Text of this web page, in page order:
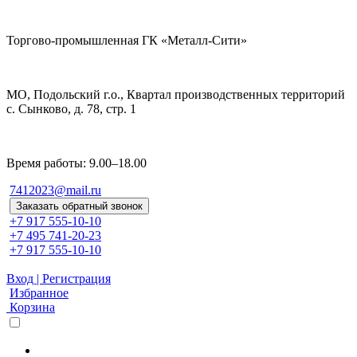
Торгово-промышленная ГК «Металл-Сити»
МО, Подольский г.о., Квартал производственных территорий
с. Сынково, д. 78, стр. 1
Время работы: 9.00–18.00
7412023@mail.ru
Заказать обратный звонок
+7 917 555-10-10
+7 495 741-20-23
+7 917 555-10-10
Вход | Регистрация
Избранное
Корзина